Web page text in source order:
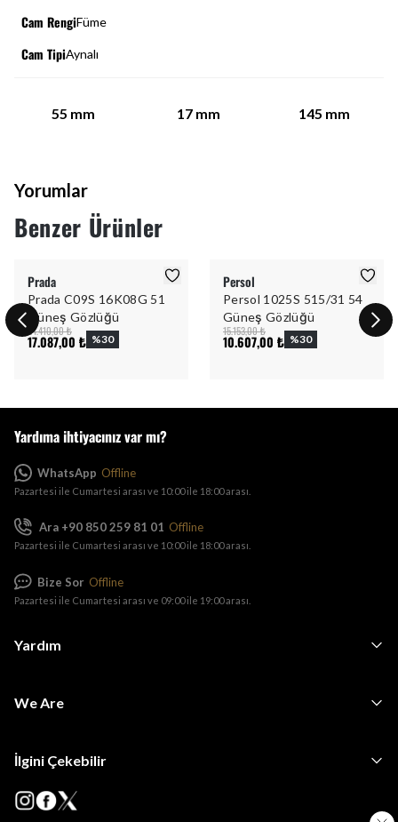
Cam RengiFüme
Cam TipiAynalı
55 mm 17 mm 145 mm
Yorumlar
Benzer Ürünler
Prada
Prada C09S 16K08G 51
Güneş Gözlüğü
24.410,00 ₺
17.087,00 ₺ %30
Persol
Persol 1025S 515/31 54
Güneş Gözlüğü
15.153,00 ₺
10.607,00 ₺ %30
Yardım
We Are
İlgini Çekebilir
Yardıma ihtiyacınız var mı?
WhatsApp Offline
Pazartesi ile Cumartesi arası ve 10:00 ile 18:00 arası.
Ara +90 850 259 81 01 Offline
Pazartesi ile Cumartesi arası ve 10:00 ile 18:00 arası.
Bize Sor Offline
Pazartesi ile Cumartesi arası ve 09:00 ile 19:00 arası.